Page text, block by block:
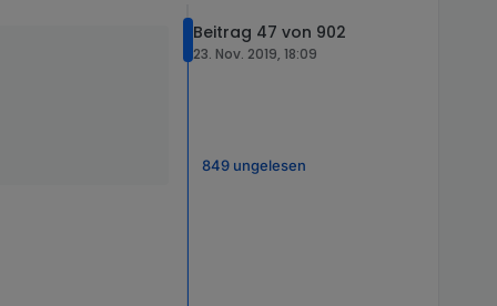
Beitrag 47 von 902
23. Nov. 2019, 18:09
849 ungelesen